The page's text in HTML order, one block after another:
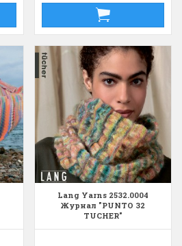
Lang Yarns 2532.0004
Журнал "PUNTO 32
TUCHER"